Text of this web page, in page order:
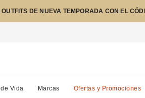
DE NUEVA TEMPORADA CON EL
Vida Marcas Ofertas y Promociones